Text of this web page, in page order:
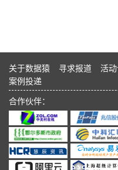
关于数据猿 寻求报道
活
案例投递
合作伙伴：